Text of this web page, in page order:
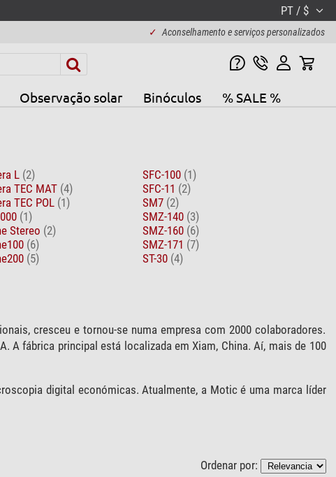
PT / $
✓ Aconselhamento e serviços personalizados
Observação solar Binóculos % SALE %
L (2)
TEC MAT (4)
TEC POL (1)
(1)
Stereo (2)
(6)
(5)
SFC-100 (1)
SFC-11 (2)
SM7 (2)
SMZ-140 (3)
SMZ-160 (6)
SMZ-171 (7)
ST-30 (4)
cresceu e tornou-se numa empresa com 2000 colaboradores.
A fábrica principal está localizada em Xiam, China. Aí, mais de 100
digital económicas. Atualmente, a Motic é uma marca líder
Ordenar por: